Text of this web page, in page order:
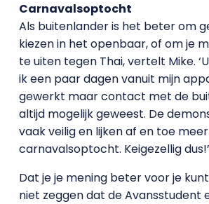
Carnavalsoptocht
Als buitenlander is het beter om
kiezen in het openbaar, of om je
te uiten tegen Thai, vertelt Mike.
ik een paar dagen vanuit mijn
gewerkt maar contact met de
altijd mogelijk geweest. De
vaak veilig en lijken af en toe
carnavalsoptocht. Keigezellig dus!’
Dat je je mening beter voor je
niet zeggen dat de Avansstudent